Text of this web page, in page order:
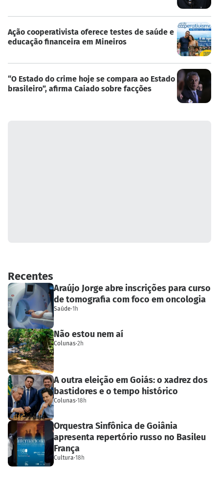
Ação cooperativista oferece testes de saúde e
educação financeira em Mineiros
“O Estado do crime hoje se compara ao Estado
brasileiro”, afirma Caiado sobre facções
Recentes
Araújo Jorge abre inscrições para curso
de tomografia com foco em oncologia
Saúde·1h
Não estou nem aí
Colunas·2h
A outra eleição em Goiás: o xadrez dos
bastidores e o tempo histórico
Colunas·18h
Orquestra Sinfônica de Goiânia
apresenta repertório russo no Basileu
França
Cultura·18h